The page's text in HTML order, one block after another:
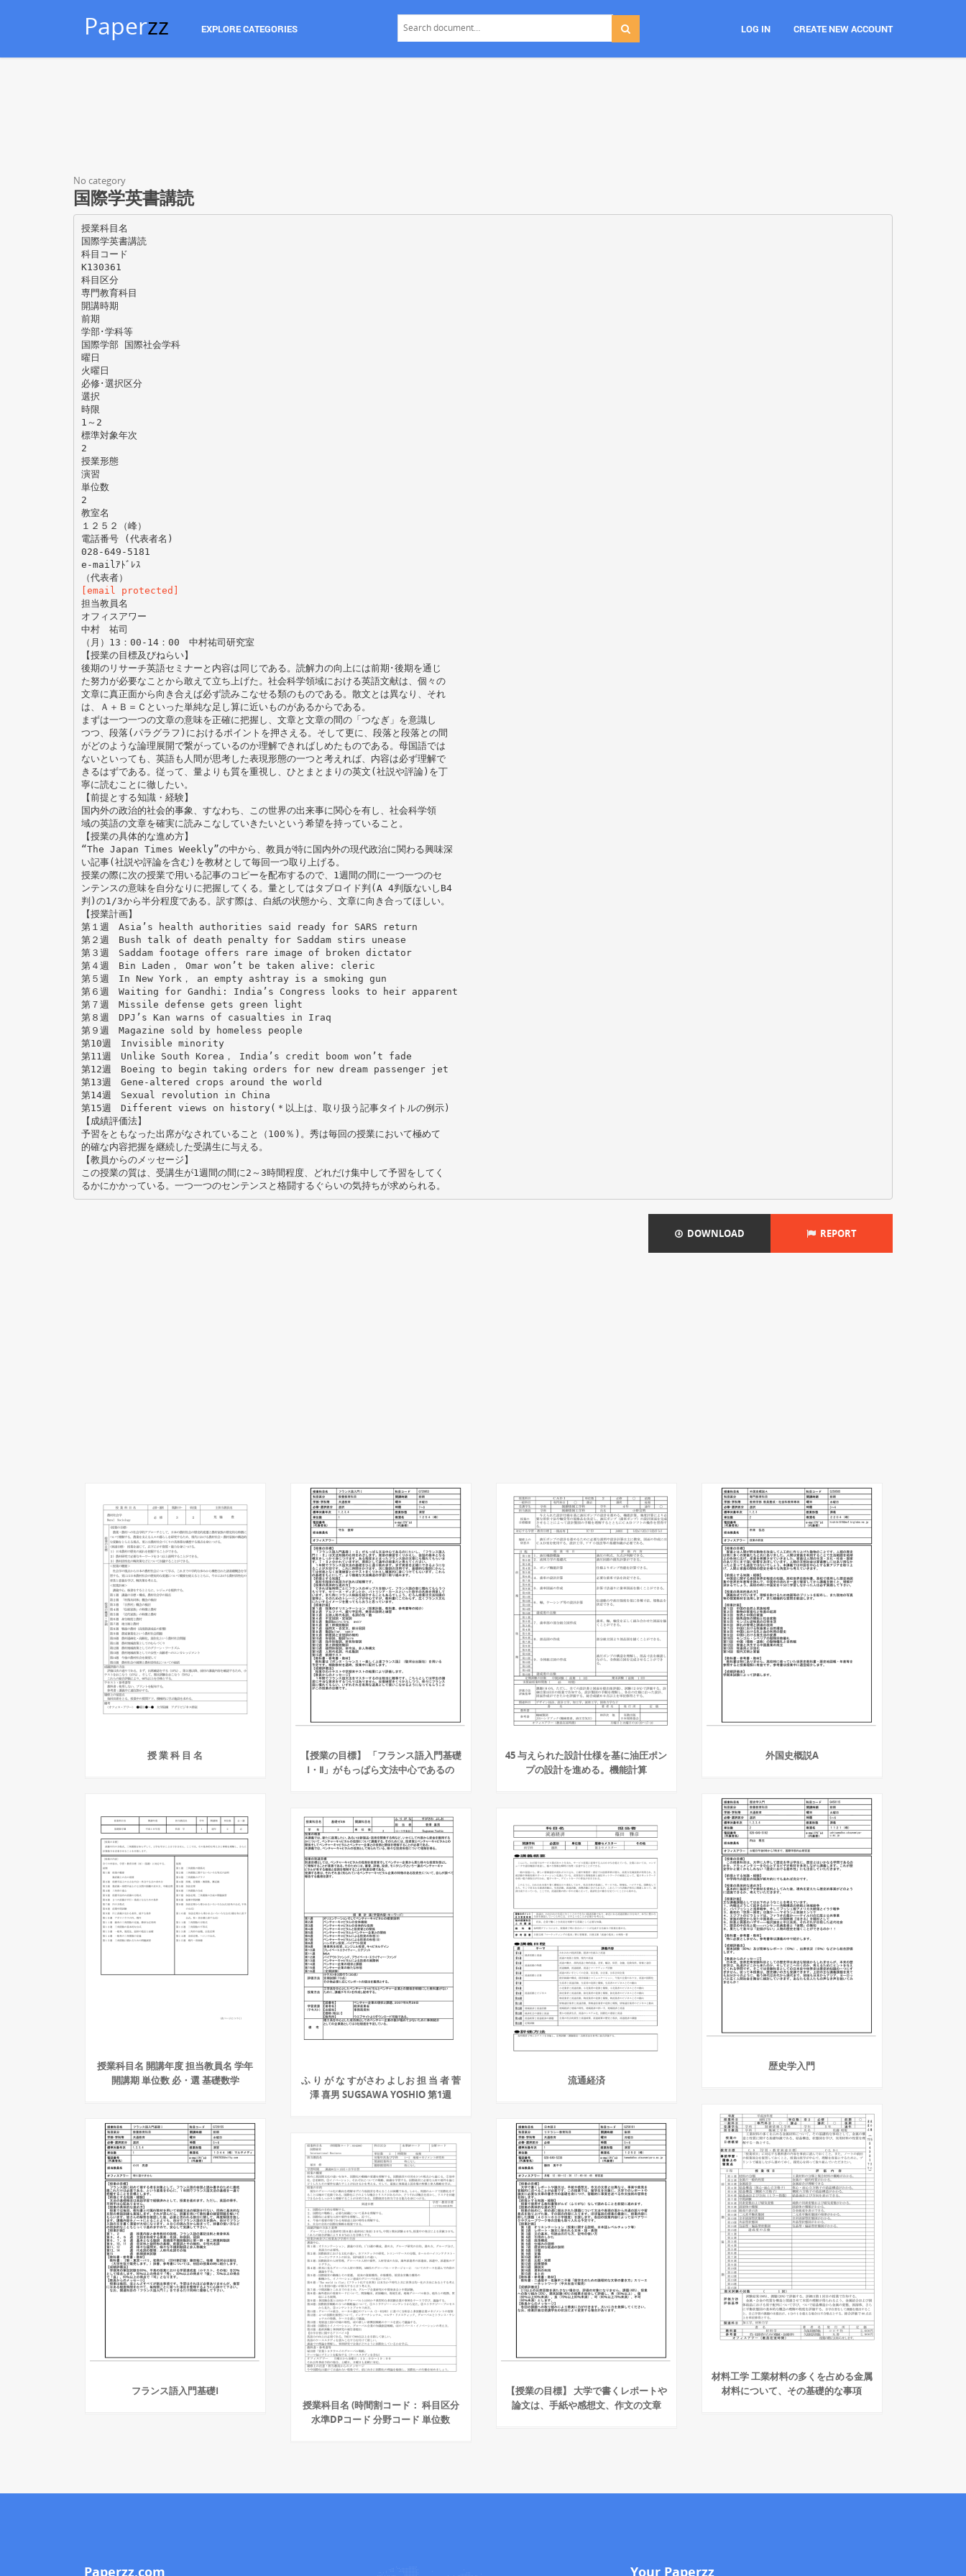
Paperzz EXPLORE CATEGORIES LOG IN CREATE NEW ACCOUNT
No category
国際学英書講読
授業科目名
国際学英書講読
科目コード
K130361
科目区分
専門教育科目
開講時期
前期
学部･学科等
国際学部 国際社会学科
曜日
火曜日
必修･選択区分
選択
時限
1～2
標準対象年次
2
授業形態
演習
単位数
2
教室名
１２５２（峰）
電話番号 (代表者名)
028-649-5181
e-mailｱﾄﾞﾚｽ
[email protected]
担当教員名
オフィスアワー
中村 祐司
（月）13：00-14：00 中村祐司研究室
【授業の目標及びねらい】
後期のリサーチ英語セミナーと内容は同じである。読解力の向上には前期･後期を通じ
た努力が必要なことから敢えて立ち上げた。社会科学領域における英語文献は、個々の
文章に真正面から向き合えば必ず読みこなせる類のものである。散文とは異なり、それ
は、Ａ＋Ｂ＝Ｃといった単純な足し算に近いものがあるからである。
まずは一つ一つの文章の意味を正確に把握し、文章と文章の間の「つなぎ」を意識し
つつ、段落(パラグラフ)におけるポイントを押さえる。そして更に、段落と段落との間
がどのような論理展開で繋がっているのか理解できればしめたものである。母国語では
ないといっても、英語も人間が思考した表現形態の一つと考えれば、内容は必ず理解で
きるはずである。従って、量よりも質を重視し、ひとまとまりの英文(社説や評論)を丁
寧に読むことに徹したい。
【前提とする知識・経験】
国内外の政治的社会的事象、すなわち、この世界の出来事に関心を有し、社会科学領
域の英語の文章を確実に読みこなしていきたいという希望を持っていること。
【授業の具体的な進め方】
“The Japan Times Weekly”の中から、教員が特に国内外の現代政治に関わる興味深
い記事(社説や評論を含む)を教材として毎回一つ取り上げる。
授業の際に次の授業で用いる記事のコピーを配布するので、1週間の間に一つ一つのセ
ンテンスの意味を自分なりに把握してくる。量としてはタブロイド判(A 4判版ないしB4
判)の1/3から半分程度である。訳す際は、白紙の状態から、文章に向き合ってほしい。
【授業計画】
第１週 Asia’s health authorities said ready for SARS return
第２週 Bush talk of death penalty for Saddam stirs unease
第３週 Saddam footage offers rare image of broken dictator
第４週 Bin Laden， Omar won’t be taken alive: cleric
第５週 In New York， an empty ashtray is a smoking gun
第６週 Waiting for Gandhi: India’s Congress looks to heir apparent
第７週 Missile defense gets green light
第８週 DPJ’s Kan warns of casualties in Iraq
第９週 Magazine sold by homeless people
第10週 Invisible minority
第11週 Unlike South Korea， India’s credit boom won’t fade
第12週 Boeing to begin taking orders for new dream passenger jet
第13週 Gene-altered crops around the world
第14週 Sexual revolution in China
第15週 Different views on history(＊以上は、取り扱う記事タイトルの例示)
【成績評価法】
予習をともなった出席がなされていること（100％)。秀は毎回の授業において極めて
的確な内容把握を継続した受講生に与える。
【教員からのメッセージ】
この授業の質は、受講生が1週間の間に2～3時間程度、どれだけ集中して予習をしてく
DOWNLOAD REPORT
授 業 科 目 名
【授業の目標】 「フランス語入門基礎
Ⅰ・Ⅱ」がもっぱら文法中心であるの
45 与えられた設計仕様を基に油圧ポン
プの設計を進める。機能計算
外国史概説A
授業科目名 開講年度 担当教員名 学年
開講期 単位数 必・選 基礎数学
歴史学入門
ふ り が な すがさわ よしお 担 当 者 菅
澤 喜男 SUGSAWA YOSHIO 第1週
流通経済
材料工学 工業材料の多くを占める金属
材料について、その基礎的な事項
フランス語入門基礎Ⅰ
【授業の目標】 大学で書くレポートや
論文は、手紙や感想文、作文の文章
授業科目名 (時間割コード： 科目区分
水準DPコード 分野コード 単位数
Paperzz.com Your Paperzz